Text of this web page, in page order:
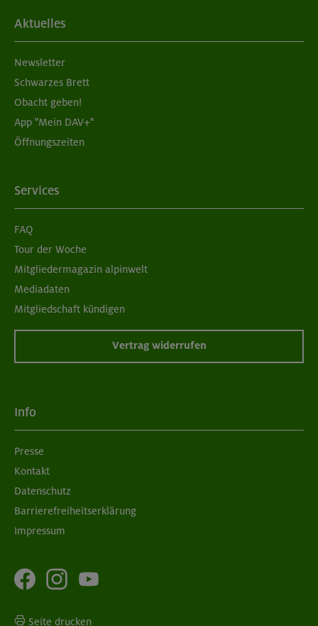
Aktuelles
Newsletter
Schwarzes Brett
Obacht geben!
App "Mein DAV+"
Öffnungszeiten
Services
FAQ
Tour der Woche
Mitgliedermagazin alpinwelt
Mediadaten
Mitgliedschaft kündigen
Vertrag widerrufen
Info
Presse
Kontakt
Datenschutz
Barrierefreiheitserklärung
Impressum
Seite drucken